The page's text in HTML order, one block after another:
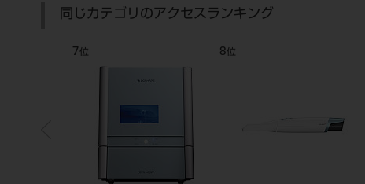
同じカテゴリのアクセスランキング
7 位 8位